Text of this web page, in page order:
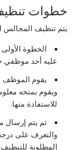
خطوات
يتم تنظيف المجالس
الخطوة
عليه أحد موظفي
يقوم الموظف
ويقوم بمنحه
للاستفادة منها.
ثم يتم إرسال
والتعرف على درجة
المطلوبة